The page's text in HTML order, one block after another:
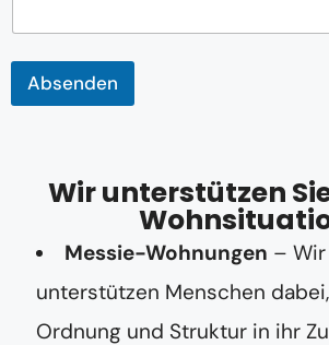
i
Absenden
Wir unterstützen
Messie-Wohnungen – Wir
unterstützen Menschen
Ordnung und Struktur in ihr